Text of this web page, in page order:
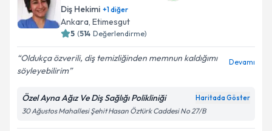
Diş Hekimi +1diğer
Ankara, Etimesgut
5 (514 Değerlendirme)
Oldukça özverili, diş temizliğinden memnun kaldığımı
söyleyebilirim
Devamı
Özel Ayna Ağız Ve Diş Sağlığı Polikliniği Haritada Göster
30 Ağustos Mahallesi Şehit Hasan Öztürk Caddesi No 27/B